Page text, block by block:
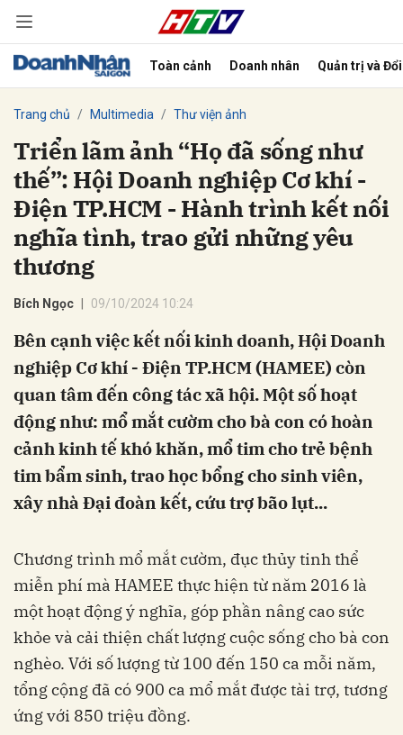
Toàn cảnh Doanh nhân Quản trị và
Trang chủ Multimedia Thư viện ảnh
Triển lãm ảnh “Họ đã sống như
thế”: Hội Doanh nghiệp Cơ khí -
Điện TP.HCM - Hành trình kết nối
nghĩa tình, trao gửi những yêu
thương
Bích Ngọc 09/10/2024 10:24
Bên cạnh việc kết nối kinh doanh, Hội Doanh
nghiệp Cơ khí - Điện TP.HCM (HAMEE) còn
quan tâm đến công tác xã hội. Một số hoạt
động như: mổ mắt cườm cho bà con có hoàn
cảnh kinh tế khó khăn, mổ tim cho trẻ bệnh
tim bẩm sinh, trao học bổng cho sinh viên,
xây nhà Đại đoàn kết, cứu trợ bão lụt...
Chương trình mổ mắt cườm, đục thủy tinh thể
miễn phí mà HAMEE thực hiện từ năm 2016 là
một hoạt động ý nghĩa, góp phần nâng cao sức
khỏe và cải thiện chất lượng cuộc sống cho bà con
nghèo. Với số lượng từ 100 đến 150 ca mỗi năm,
tổng cộng đã có 900 ca mổ mắt được tài trợ, tương
ứng với 850 triệu đồng.